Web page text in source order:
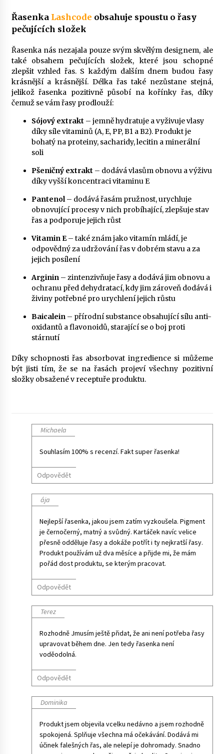
Řasenka Lashcode obsahuje spoustu o řasy
pečujících složek
Řasenka nás nezajala pouze svým skvělým designem, ale
také obsahem pečujících složek, které jsou schopné
zlepšit vzhled řas. S každým dalším dnem budou řasy
krásnější a krásnější. Délka řas také nezůstane stejná,
jelikož řasenka pozitivně působí na kořínky řas, díky
čemuž se vám řasy prodlouží:
Sójový extrakt – jemně hydratuje a vyživuje vlasy
díky síle vitaminů (A, E, PP, B1 a B2). Produkt je
bohatý na proteiny, sacharidy, lecitin a minerální
soli
Pšeničný extrakt – dodává vlasům obnovu a výživu
díky vyšší koncentraci vitaminu E
Pantenol– dodává řasám pružnost, urychluje
obnovující procesy v nich probíhající, zlepšuje stav
řas a podporuje jejich růst
Vitamin E– také znám jako vitamín mládí, je
odpovědný za udržování řas v dobrém stavu a za
jejich posílení
Arginin– zintenzivňuje řasy a dodává jim obnovu a
ochranu před dehydratací, kdy jim zároveň dodává i
živiny potřebné pro urychlení jejich růstu
Baicalein– přírodní substance obsahující sílu anti-
oxidantů a flavonoidů, starající se o boj proti
stárnutí
Díky schopnosti řas absorbovat ingredience si můžeme
být jisti tím, že se na řasách projeví všechny pozitivní
složky obsažené v receptuře produktu.
Michaela
Souhlasím 100% s recenzí. Fakt super řasenka!
Odpovědět
ája
Nejlepší řasenka, jakou jsem zatím vyzkoušela. Pigment
je černočerný, matný a svůdný. Kartáček navíc velice
přesně odděluje řasy a dokáže potřít i ty nejkratší řasy.
Produkt používám už dva měsíce a přijde mi, že mám
pořád dost produktu, se kterým pracovat.
Odpovědět
Terez
Rozhodně Jmusím ještě přidat, že ani není potřeba řasy
upravovat během dne. Jen tedy řasenka není
voděodolná.
Odpovědět
Dominika
Produkt jsem objevila vcelku nedávno a jsem rozhodně
spokojená. Splňuje všechna má očekávání. Dodává mi
účinek falešných řas, ale nelepí je dohromady. Snadno